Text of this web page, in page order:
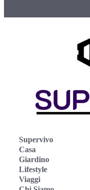
Supervivo
Casa
Giardino
Lifestyle
Viaggi